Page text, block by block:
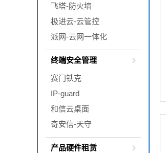
飞塔-防火墙
极进云-云管控
派网-云网一体化
终端安全管理
赛门铁克
IP-guard
和信云桌面
奇安信-天守
产品硬件租赁